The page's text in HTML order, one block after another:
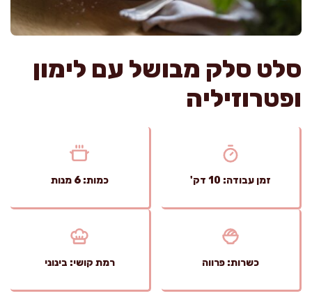
סלט סלק מבושל עם לימון
ופטרוזיליה
זמן עבודה: 10 דק' כמות: 6 מנות
כשרות: פרווה רמת קושי: בינוני